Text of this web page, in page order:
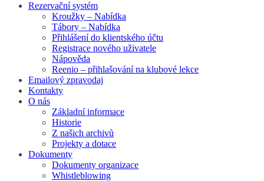
Rezervační systém
Kroužky – Nabídka
Tábory – Nabídka
Přihlášení do klientského účtu
Registrace nového uživatele
Nápověda
Reenio – přihlašování na klubové lekce
Emailový zpravodaj
Kontakty
O nás
Základní informace
Historie
Z našich archivů
Projekty a dotace
Dokumenty
Dokumenty organizace
Whistleblowing